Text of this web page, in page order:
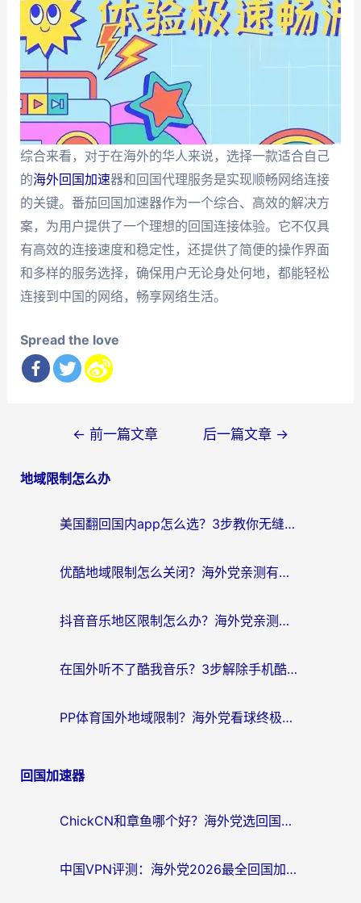
综合来看，对于在海外的华人来说，选择一款适合自己
的海外回国加速器和回国代理服务是实现顺畅网络连接
的关键。番茄回国加速器作为一个综合、高效的解决方
案，为用户提供了一个理想的回国连接体验。它不仅具
有高效的连接速度和稳定性，还提供了简便的操作界面
和多样的服务选择，确保用户无论身处何地，都能轻松
连接到中国的网络，畅享网络生活。
Spread the love
导
← 前一篇文章 后一篇文章 →
地域限制怎么办
美国翻回国内app怎么选？3步教你无缝刷剧、登12123、访问国内网站
优酷地域限制怎么关闭？海外党亲测有效的追剧加速器选择指南
抖音音乐地区限制怎么办？海外党亲测有效的听歌自由指南
在国外听不了酷我音乐？3步解除手机酷我音乐海外限制，附实测好用加速器
PP体育国外地域限制？海外党看球终极方案：从欧洲杯到奥运会，中文解说不卡顿！
回国加速器
ChickCN和章鱼哪个好？海外党选回国加速器的3个关键维度 + 实用避坑指南
中国VPN评测：海外党2026最全回国加速器选择指南，告别地区限制不踩坑